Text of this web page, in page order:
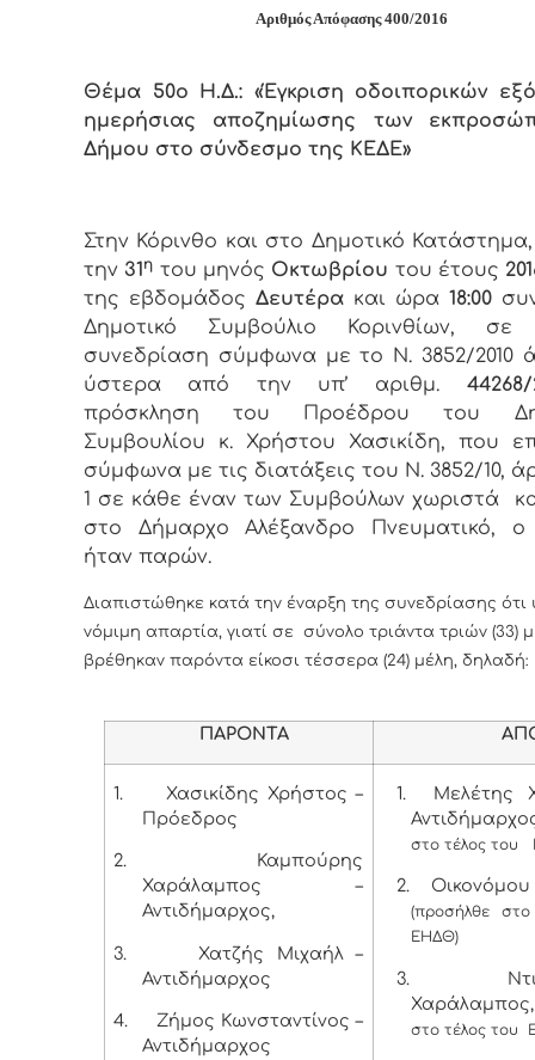
Αριθμός Απόφασης400/2016
Θέμα 50ο Η.Δ.: «Έγκριση οδοιπορικών
ημερήσιας αποζημίωσης των
Δήμου στο σύνδεσμο της ΚΕΔΕ»
Στην Κόρινθο και στο Δημοτικό
την 31η του μηνός Οκτωβρίου του έτους
της εβδομάδος Δευτέρα και ώρα 18:00
Δημοτικό Συμβούλιο Κορινθίων, σε
συνεδρίαση σύμφωνα με το Ν. 3852/2010
ύστερα από την υπ’ αριθμ. 44268/
πρόσκληση του Προέδρου του
Συμβουλίου κ. Χρήστου Χασικίδη, που
σύμφωνα με τις διατάξεις του Ν. 3852/10,
1 σε κάθε έναν των Συμβούλων χωριστά
στο Δήμαρχο Αλέξανδρο Πνευματικό,
ήταν παρών.
Διαπιστώθηκε κατά την έναρξη της συνεδρίασης ότι
νόμιμη απαρτία, γιατί σε σύνολο τριάντα τριών (33)
βρέθηκαν παρόντα είκοσι τέσσερα (24) μέλη, δηλαδή:
ΠΑΡΟΝΤΑ
1.
Χασικίδης Χρήστος –
Πρόεδρος
2.
Καμπούρης
Χαράλαμπος –
Αντιδήμαρχος,
3.
Χατζής Μιχαήλ –
Αντιδήμαρχος
4.
Ζήμος Κωνσταντίνος –
Αντιδήμαρχος
1.
Μελέτης
στο τέλος του
2. Οικονόμου
(προσήλθε
ΕΗΔΘ)
3.
Χαράλαμπος,
στο τέλος του